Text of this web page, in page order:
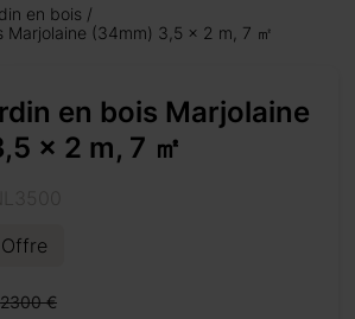
en bois
Marjolaine (34mm) 3,5 x 2 m, 7 ㎡
en bois Marjolaine
x 2 m, 7 ㎡
Offre
2300 €